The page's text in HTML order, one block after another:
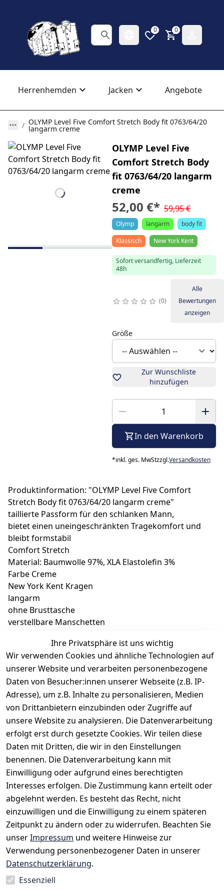
0 0
Herrenhemden Jacken Angebote
OLYMP Level Five Comfort Stretch Body fit 0763/64/20
langarm creme
OLYMP Level Five
Comfort Stretch Body
fit 0763/64/20 langarm
creme
52,00 €* 59,95 €
Olymp langarm
body fit
Klassisch
New York Kent
Sofort versandfertig, Lieferzeit
48h
0
Alle
Bewertungen
anzeigen
Größe
Zur Wunschliste
hinzufügen
In den Warenkorb
*inkl. ges. MwStzzgl.Versandkosten
Produktinformation: "OLYMP Level Five Comfort
Stretch Body fit 0763/64/20 langarm creme"
taillierte Passform für den schlanken Mann,
bietet einen uneingeschränkten Tragekomfort und
bleibt formstabil
Comfort Stretch
Material: Baumwolle 97%, XLA Elastolefin 3%
Farbe Creme
New York Kent Kragen
langarm
ohne Brusttasche
verstellbare Manschetten
Abnäher im Rücken
Knopf am Ärmelschlitz
formbeständig
Ihre Privatsphäre ist uns wichtig
Wir verwenden Cookies und ähnliche Technologien auf
unserer Website und verarbeiten personenbezogene
Daten von Besucher:innen unserer Webseite (z.B. IP-
Adresse), um z.B. Inhalte zu personalisieren, Medien
von Drittanbietern einzubinden oder Zugriffe auf
unsere Website zu analysieren. Die Datenverarbeitung
erfolgt erst durch gesetzte Cookies. Wir teilen diese
Daten mit Dritten, die wir in den Einstellungen
benennen. Die Datenverarbeitung kann mit
Einwilligung oder aufgrund eines berechtigten
Interesses erfolgen. Die Zustimmung kann erteilt oder
abgelehnt werden. Es besteht das Recht, nicht
einzuwilligen und die Einwilligung zu einem späteren
Zeitpunkt zu ändern oder zu widerrufen. Beachten Sie
unserImpressum und weitere Hinweise zur
Verwendung personenbezogener Daten in unserer
Datenschutzerklärung.
Essenziell
Rechtliches
AGB
Impressum
Datenschutze
rklärung
Widerrufsrec
ht
Kontakt
Kontakt
Registrieren